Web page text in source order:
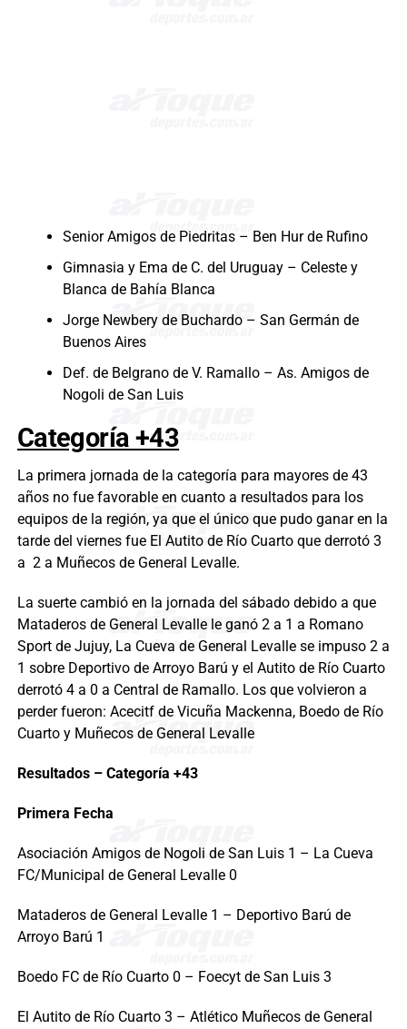
Senior Amigos de Piedritas – Ben Hur de Rufino
Gimnasia y Ema de C. del Uruguay – Celeste y
Blanca de Bahía Blanca
Jorge Newbery de Buchardo – San Germán de
Buenos Aires
Def. de Belgrano de V. Ramallo – As. Amigos de
Nogoli de San Luis
Categoría +43
La primera jornada de la categoría para mayores de 43
años no fue favorable en cuanto a resultados para los
equipos de la región, ya que el único que pudo ganar en la
tarde del viernes fue El Autito de Río Cuarto que derrotó 3
a 2 a Muñecos de General Levalle.
La suerte cambió en la jornada del sábado debido a que
Mataderos de General Levalle le ganó 2 a 1 a Romano
Sport de Jujuy, La Cueva de General Levalle se impuso 2 a
1 sobre Deportivo de Arroyo Barú y el Autito de Río Cuarto
derrotó 4 a 0 a Central de Ramallo. Los que volvieron a
perder fueron: Acecitf de Vicuña Mackenna, Boedo de Río
Cuarto y Muñecos de General Levalle
Resultados – Categoría +43
Primera Fecha
Asociación Amigos de Nogoli de San Luis 1 – La Cueva
FC/Municipal de General Levalle 0
Mataderos de General Levalle 1 – Deportivo Barú de
Arroyo Barú 1
Boedo FC de Río Cuarto 0 – Foecyt de San Luis 3
El Autito de Río Cuarto 3 – Atlético Muñecos de General